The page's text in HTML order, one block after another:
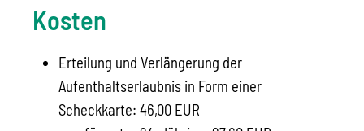
Kosten
Erteilung und Verlängerung der
Aufenthaltserlaubnis in Form einer
Scheckkarte: 46,00 EUR